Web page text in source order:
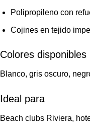
Polipropileno con
Cojines en tejido
Colores disponibles
Blanco, gris oscuro,
Ideal para
Beach clubs Riviera,